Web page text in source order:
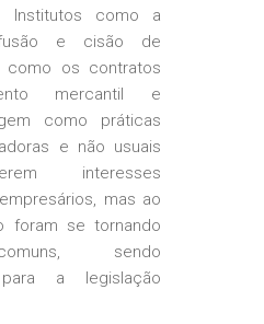
Institutos como a
fusão e cisão de
como os contratos
mercantil e
como práticas
e não usuais
interesses
mas ao
foram se tornando
sendo
para a legislação